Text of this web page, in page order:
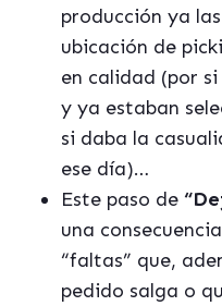
producción ya
ubicación de
en calidad (por
y ya estaban
si daba la
ese día)…
Este paso de
una
“faltas” que,
pedido salga o